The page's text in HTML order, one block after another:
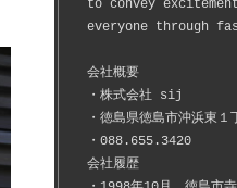
to convey
everyone through
会社概要
・株式会社 sij
・徳島県徳島市沖浜東１
・088.655.3420
会社履歴